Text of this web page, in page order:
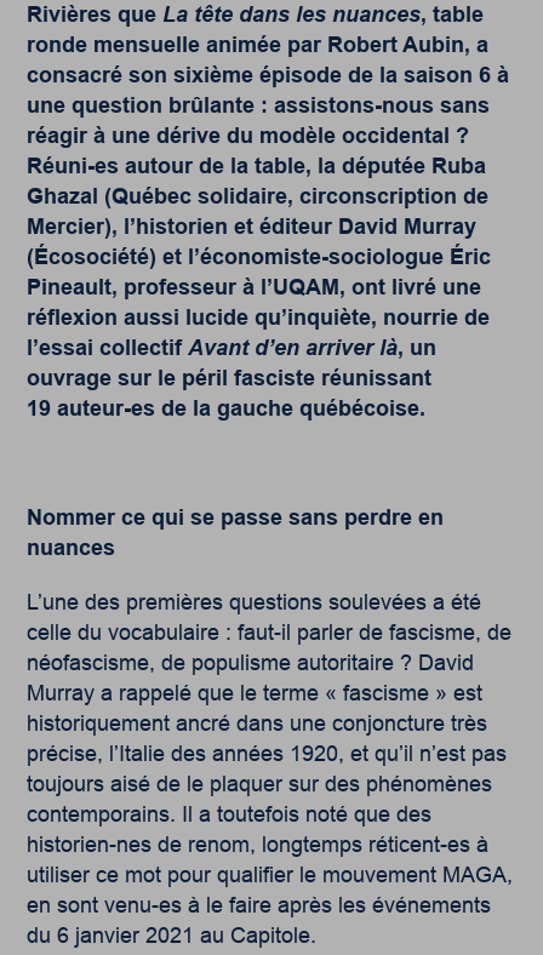
Rivières que La tête dans les nuances, table
ronde mensuelle animée par Robert Aubin, a
consacré son sixième épisode de la saison 6 à
une question brûlante : assistons-nous sans
réagir à une dérive du modèle occidental ?
Réuni-es autour de la table, la députée Ruba
Ghazal (Québec solidaire, circonscription de
Mercier), l’historien et éditeur David Murray
(Écosociété) et l’économiste-sociologue Éric
Pineault, professeur à l’UQAM, ont livré une
réflexion aussi lucide qu’inquiète, nourrie de
l’essai collectifAvant d’en arriver là, un
ouvrage sur le péril fasciste réunissant
19 auteur-es de la gauche québécoise.
Nommer ce qui se passe sans perdre en
nuances
L’une des premières questions soulevées a été
celle du vocabulaire : faut-il parler de fascisme, de
néofascisme, de populisme autoritaire ? David
Murray a rappelé que le terme « fascisme » est
historiquement ancré dans une conjoncture très
précise, l’Italie des années 1920, et qu’il n’est pas
toujours aisé de le plaquer sur des phénomènes
contemporains. Il a toutefois noté que des
historien-nes de renom, longtemps réticent-es à
utiliser ce mot pour qualifier le mouvement MAGA,
en sont venu-es à le faire après les événements
du 6 janvier 2021 au Capitole.